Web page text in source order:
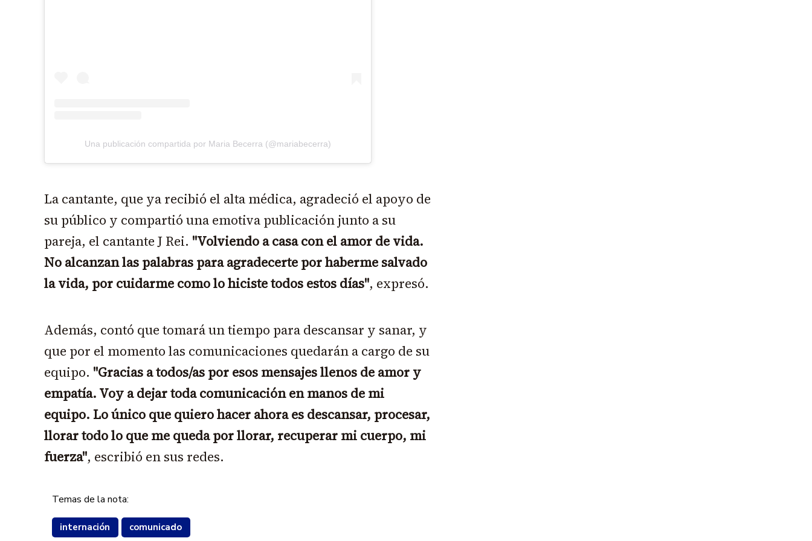
Una publicación compartida por Maria Becerra (@mariabecerra)
La cantante, que ya recibió el alta médica, agradeció el apoyo de
su público y compartió una emotiva publicación junto a su
pareja, el cantante J Rei. "Volviendo a casa con el amor de vida.
No alcanzan las palabras para agradecerte por haberme salvado
la vida, por cuidarme como lo hiciste todos estos días", expresó.
Además, contó que tomará un tiempo para descansar y sanar, y
que por el momento las comunicaciones quedarán a cargo de su
equipo. "Gracias a todos/as por esos mensajes llenos de amor y
empatía. Voy a dejar toda comunicación en manos de mi
equipo. Lo único que quiero hacer ahora es descansar, procesar,
llorar todo lo que me queda por llorar, recuperar mi cuerpo, mi
fuerza", escribió en sus redes.
Temas de la nota:
internación comunicado